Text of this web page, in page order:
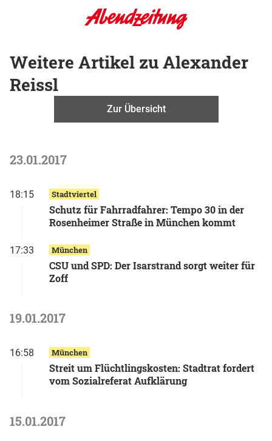
Weitere Artikel zu Alexander
Reissl
Zur Übersicht
23.01.2017
18:15 Stadtviertel
Schutz für Fahrradfahrer: Tempo 30 in der
Rosenheimer Straße in München kommt
17:33 München
CSU und SPD: Der Isarstrand sorgt weiter für
Zoff
19.01.2017
16:58 München
Streit um Flüchtlingskosten: Stadtrat fordert
vom Sozialreferat Aufklärung
15.01.2017